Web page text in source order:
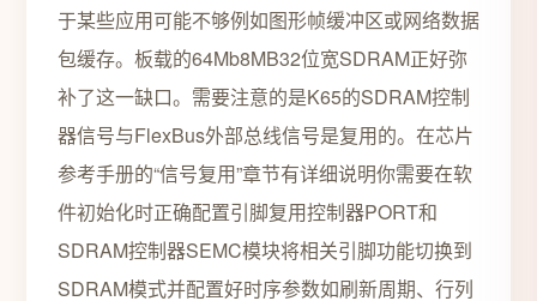
于某些应用可能不够例如图形帧缓冲区或网络数据
包缓存。板载的64Mb8MB32位宽SDRAM正好弥
补了这一缺口。需要注意的是K65的SDRAM控制
器信号与FlexBus外部总线信号是复用的。在芯片
参考手册的“信号复用”章节有详细说明你需要在软
件初始化时正确配置引脚复用控制器PORT和
SDRAM控制器SEMC模块将相关引脚功能切换到
SDRAM模式并配置好时序参数如刷新周期、行列